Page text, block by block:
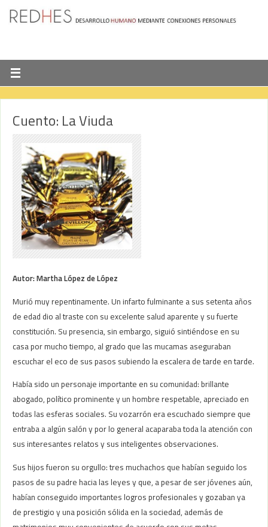
Cuento: La Viuda
Autor: Martha López de López
Murió muy repentinamente. Un infarto fulminante a sus setenta años
de edad dio al traste con su excelente salud aparente y su fuerte
constitución. Su presencia, sin embargo, siguió sintiéndose en su
casa por mucho tiempo, al grado que las mucamas aseguraban
escuchar el eco de sus pasos subiendo la escalera de tarde en tarde.
Había sido un personaje importante en su comunidad: brillante
abogado, político prominente y un hombre respetable, apreciado en
todas las esferas sociales. Su vozarrón era escuchado siempre que
entraba a algún salón y por lo general acaparaba toda la atención con
sus interesantes relatos y sus inteligentes observaciones.
Sus hijos fueron su orgullo: tres muchachos que habían seguido los
pasos de su padre hacia las leyes y que, a pesar de ser jóvenes aún,
habían conseguido importantes logros profesionales y gozaban ya
de prestigio y una posición sólida en la sociedad, además de